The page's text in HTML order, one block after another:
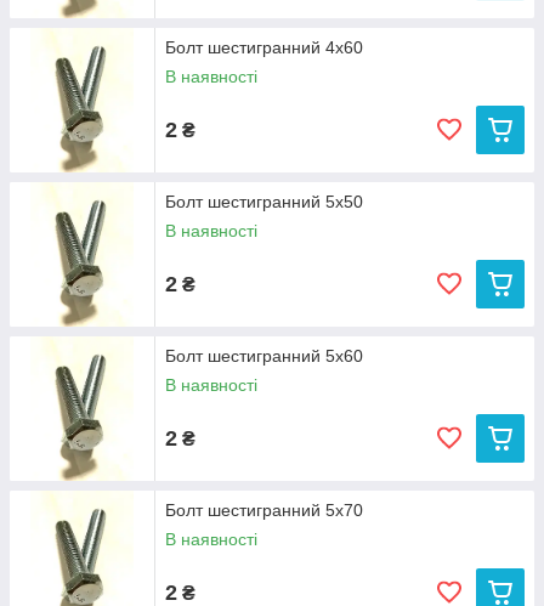
Болт шестигранний 4х60
В наявності
2 ₴
Болт шестигранний 5х50
В наявності
2 ₴
Болт шестигранний 5х60
В наявності
2 ₴
Болт шестигранний 5х70
В наявності
2 ₴